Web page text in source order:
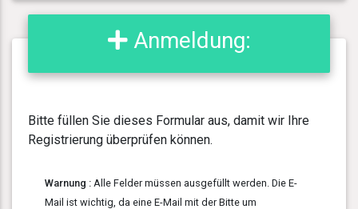
Anmeldung:
Bitte füllen Sie dieses Formular aus, damit wir Ihre
Registrierung überprüfen können.
Warnung : Alle Felder müssen ausgefüllt werden. Die E-
Mail ist wichtig, da eine E-Mail mit der Bitte um